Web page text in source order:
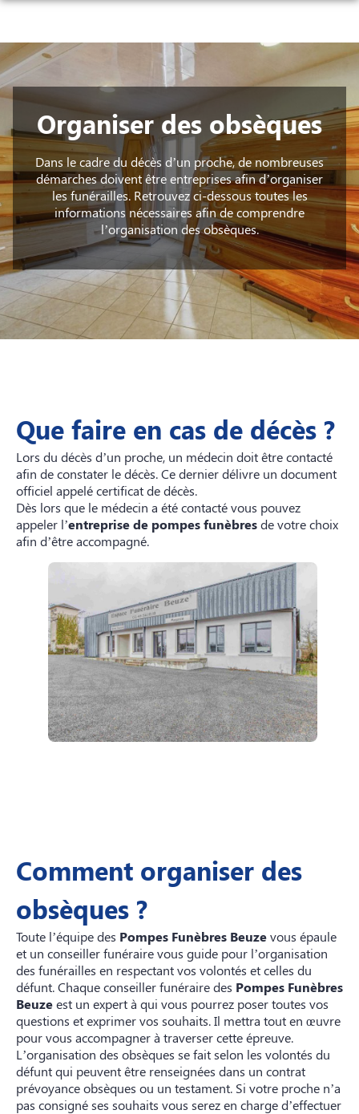
Aller
contenuPRÉVOIR SES OBSÈQUES
ARTICLES FUNÉRAIRES / FLEURS
NOS AGENCES
BOUSSAC
CULAN
MONTLUÇON
CHAMBRES FUNERAIRES
BOUSSAC-BOURG
CULAN
PRÉVERANGES
MONTLUÇON
SERVICES AUX FAMILLES
ESPACES HOMMAGES
Organiser des obsèques
Dans le cadre du décès d’un proche, de nombreuses
démarches doivent être entreprises afin d’organiser
les funérailles. Retrouvez ci-dessous toutes les
informations nécessaires afin de comprendre
l’organisation des obsèques.
Que faire en cas de décès ?
Lors du décès d’un proche, un médecin doit être contacté
afin de constater le décès. Ce dernier délivre un document
officiel appelé certificat de décès.
Dès lors que le médecin a été contacté vous pouvez
appeler l’entreprise de pompes funèbresde votre choix
afin d’être accompagné.
Comment organiser des
obsèques ?
Toute l’équipe des Pompes Funèbres Beuzevous épaule
et un conseiller funéraire vous guide pour l’organisation
des funérailles en respectant vos volontés et celles du
défunt. Chaque conseiller funéraire des Pompes Funèbres
Beuzeest un expert à qui vous pourrez poser toutes vos
questions et exprimer vos souhaits. Il mettra tout en œuvre
pour vous accompagner à traverser cette épreuve.
L’organisation des obsèques se fait selon les volontés du
défunt qui peuvent être renseignées dans un contrat
prévoyance obsèques ou un testament. Si votre proche n’a
pas consigné ses souhaits vous serez en charge d’effectuer